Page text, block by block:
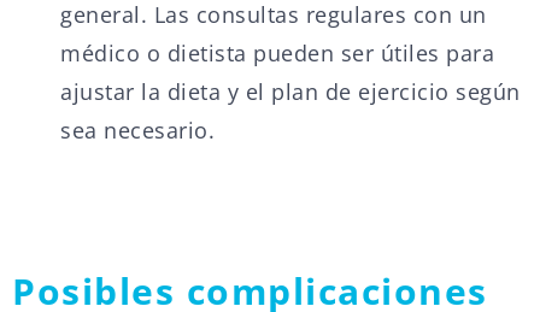
general. Las consultas regulares con un
médico o dietista pueden ser útiles para
ajustar la dieta y el plan de ejercicio según
sea necesario.
Posibles complicaciones